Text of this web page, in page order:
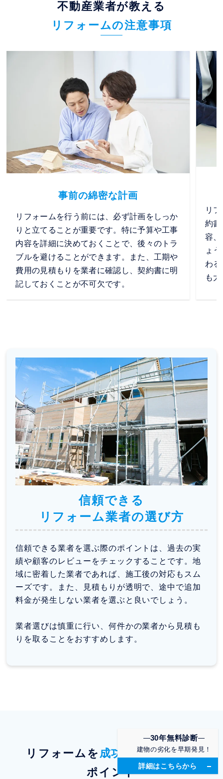
不動産業者が教える
リフォームの注意事項
事前の綿密な計画
リフォームを行う前には、必ず計画をしっか
りと立てることが重要です。特に予算や工事
内容を詳細に決めておくことで、後々のトラ
ブルを避けることができます。また、工期や
費用の見積もりを業者に確認し、契約書に明
記しておくことが不可欠です。
リ
約
容
ょ
わ
も
信頼できる
リフォーム業者の選び方
信頼できる業者を選ぶ際のポイントは、過去の実
績や顧客のレビューをチェックすることです。地
域に密着した業者であれば、施工後の対応もスム
ーズです。また、見積もりが透明で、途中で追加
料金が発生しない業者を選ぶと良いでしょう。
業者選びは慎重に行い、何件かの業者から見積も
りを取ることをおすすめします。
リフォームを 成功させるための
ポイント
30年無料診断
建物の劣化を早期発見！
詳細はこちらから